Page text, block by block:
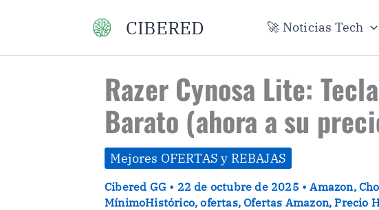
contenido
CIBERED 🚀 Noticias Tech
Razer Cynosa Lite:
Barato (ahora a su
Mejores OFERTAS y REBAJAS
Cibered GG • 22 de octubre de 2025 •Amazon,
MínimoHistórico,ofertas,Ofertas Amazon,Precio